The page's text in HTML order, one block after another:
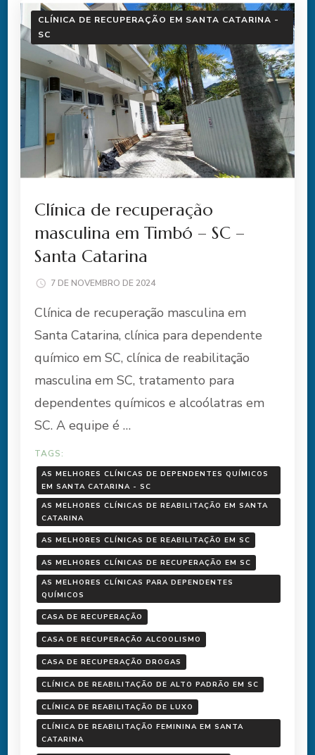
CLÍNICA DE RECUPERAÇÃO EM SANTA CATARINA -
SC
Clínica de recuperação
masculina em Timbó – SC –
Santa Catarina
7 DE NOVEMBRO DE 2024
Clínica de recuperação masculina em
Santa Catarina, clínica para dependente
químico em SC, clínica de reabilitação
masculina em SC, tratamento para
dependentes químicos e alcoólatras em
SC. A equipe é …
TAGS:
AS MELHORES CLÍNICAS DE DEPENDENTES QUÍMICOS
EM SANTA CATARINA - SC
AS MELHORES CLÍNICAS DE REABILITAÇÃO EM SANTA
CATARINA
AS MELHORES CLÍNICAS DE REABILITAÇÃO EM SC
AS MELHORES CLÍNICAS DE RECUPERAÇÃO EM SC
AS MELHORES CLÍNICAS PARA DEPENDENTES
QUÍMICOS
CASA DE RECUPERAÇÃO
CASA DE RECUPERAÇÃO ALCOOLISMO
CASA DE RECUPERAÇÃO DROGAS
CLÍNICA DE REABILITAÇÃO DE ALTO PADRÃO EM SC
CLÍNICA DE REABILITAÇÃO DE LUXO
CLÍNICA DE REABILITAÇÃO FEMININA EM SANTA
CATARINA